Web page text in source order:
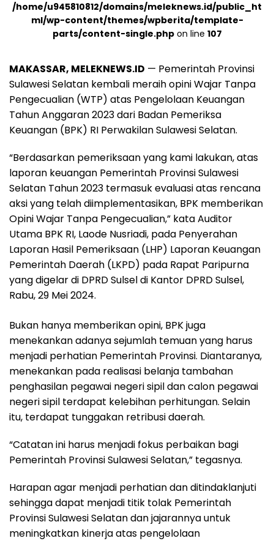
/home/u945810812/domains/meleknews.id/public_ht
ml/wp-content/themes/wpberita/template-
parts/content-single.phpon line 107
MAKASSAR, MELEKNEWS.ID — Pemerintah Provinsi
Sulawesi Selatan kembali meraih opini Wajar Tanpa
Pengecualian (WTP) atas Pengelolaan Keuangan
Tahun Anggaran 2023 dari Badan Pemeriksa
Keuangan (BPK) RI Perwakilan Sulawesi Selatan.
“Berdasarkan pemeriksaan yang kami lakukan, atas
laporan keuangan Pemerintah Provinsi Sulawesi
Selatan Tahun 2023 termasuk evaluasi atas rencana
aksi yang telah diimplementasikan, BPK memberikan
Opini Wajar Tanpa Pengecualian,” kata Auditor
Utama BPK RI, Laode Nusriadi, pada Penyerahan
Laporan Hasil Pemeriksaan (LHP) Laporan Keuangan
Pemerintah Daerah (LKPD) pada Rapat Paripurna
yang digelar di DPRD Sulsel di Kantor DPRD Sulsel,
Rabu, 29 Mei 2024.
Bukan hanya memberikan opini, BPK juga
menekankan adanya sejumlah temuan yang harus
menjadi perhatian Pemerintah Provinsi. Diantaranya,
menekankan pada realisasi belanja tambahan
penghasilan pegawai negeri sipil dan calon pegawai
negeri sipil terdapat kelebihan perhitungan. Selain
itu, terdapat tunggakan retribusi daerah.
“Catatan ini harus menjadi fokus perbaikan bagi
Pemerintah Provinsi Sulawesi Selatan,” tegasnya.
Harapan agar menjadi perhatian dan ditindaklanjuti
sehingga dapat menjadi titik tolak Pemerintah
Provinsi Sulawesi Selatan dan jajarannya untuk
meningkatkan kinerja atas pengelolaan